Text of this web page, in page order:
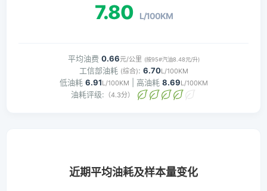
7.80 L/100KM
平均油费 0.66元/公里 (按95#汽油8.48元/升)
工信部油耗 (综合): 6.70L/100KM
低油耗 6.91L/100KM | 高油耗 8.69L/100KM
油耗评级: （4.3分）